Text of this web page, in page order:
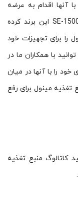
آنها اقدام به عرضه
منبع تغذیه سوییچینگ ۵ ولت ۱۵۰ آمپر SE-1500-5 این برند کرده
را برای تجهیزات خود
با همکاران ما در
را با آنها در میان
تغذیه مینول برای رفع
کاتالوگ منبع تغذیه